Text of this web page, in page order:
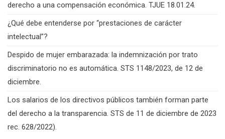
derecho a una compensación económica. TJUE 18.01.24.
¿Qué debe entenderse por “prestaciones de carácter
intelectual”?
Despido de mujer embarazada: la indemnización por trato
discriminatorio no es automática. STS 1148/2023, de 12 de
diciembre.
Los salarios de los directivos públicos también forman parte
del derecho a la transparencia. STS de 11 de diciembre de 2023
rec. 628/2022).